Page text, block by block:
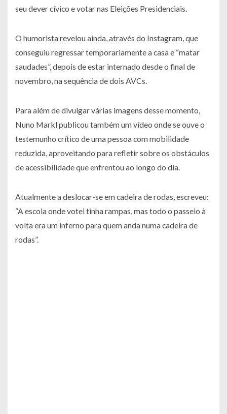
seu dever cívico e votar nas Eleições Presidenciais.
O humorista revelou ainda, através do Instagram, que
conseguiu regressar temporariamente a casa e “matar
saudades”, depois de estar internado desde o final de
novembro, na sequência de dois AVCs.
Para além de divulgar várias imagens desse momento,
Nuno Markl publicou também um vídeo onde se ouve o
testemunho crítico de uma pessoa com mobilidade
reduzida, aproveitando para refletir sobre os obstáculos
de acessibilidade que enfrentou ao longo do dia.
Atualmente a deslocar-se em cadeira de rodas, escreveu:
“A escola onde votei tinha rampas, mas todo o passeio à
volta era um inferno para quem anda numa cadeira de
rodas”.